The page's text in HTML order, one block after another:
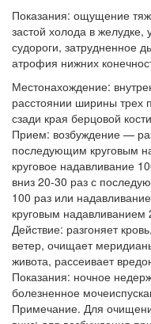
Показания: ощущение
застой холода в желудке,
судороги, затрудненное
атрофия нижних
Местонахождение:
расстоянии ширины трех
сзади края берцовой
Прием: возбуждение —
последующим круговым
круговое надавливание
вниз 20-30 раз с
100 раз или
круговым надавливанием
Действие: разгоняет
ветер, очищает
живота, рассеивает
Показания: ночное
болезненное
Примечание. Для